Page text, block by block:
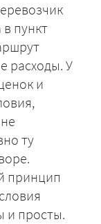
пункт
расходы. У
и
ту
принцип
и просты.